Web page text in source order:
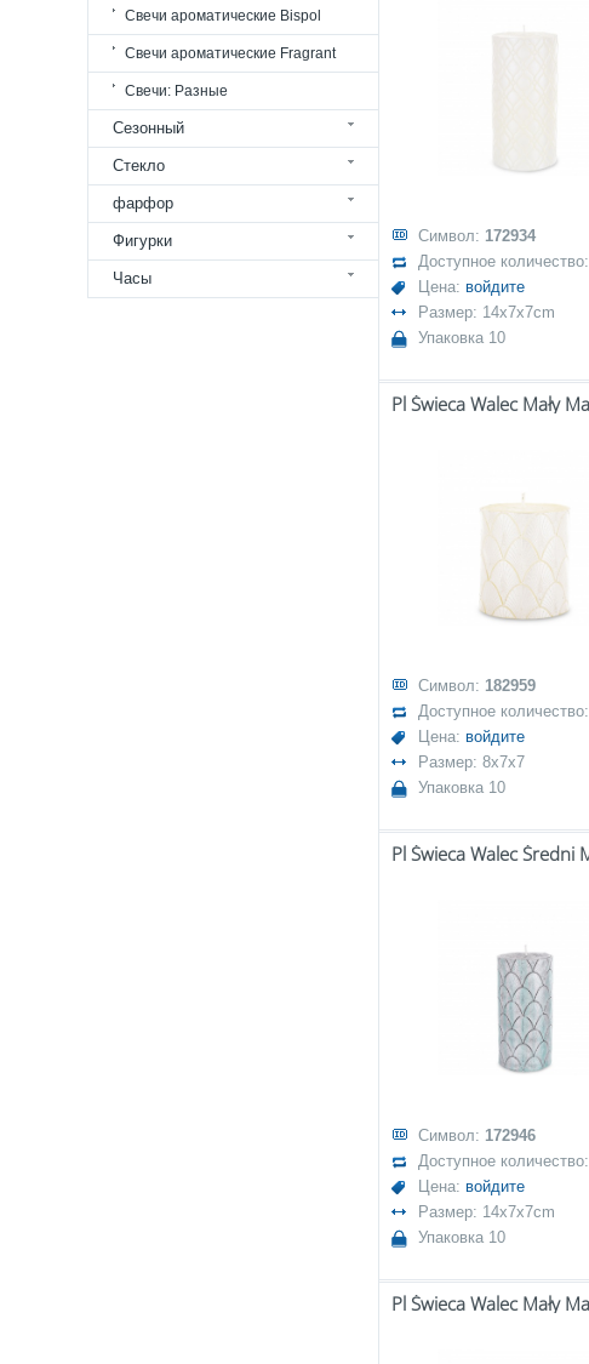
Свечи ароматические Bispol
Свечи ароматические Fragrant
Свечи: Разные
Сезонный
Стекло
фарфор
Фигурки
Часы
Символ: 172934
Доступное количество:
Цена: войдите
Размер: 14x7x7cm
Упаковка 10
Символ: 182959
Доступное количество:
Цена: войдите
Размер: 8x7x7
Упаковка 10
Символ: 172946
Доступное количество:
Цена: войдите
Размер: 14x7x7cm
Упаковка 10